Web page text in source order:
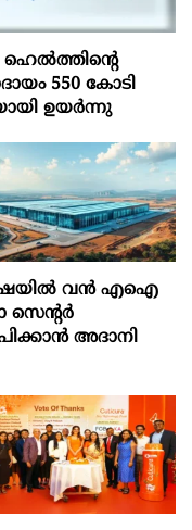
ഹെൽത്തിന്റെ
550 കോടി
ഉയർന്നു
വന്‍ എഐ
സെന്റര്‍
അദാനി